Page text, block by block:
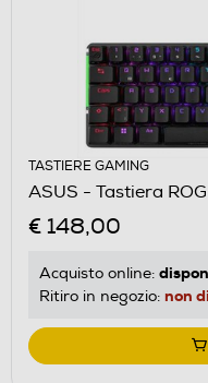
TASTIERE GAMING
ASUS - Tastiera
€ 148,00
Acquisto online:
Ritiro in negozio: non